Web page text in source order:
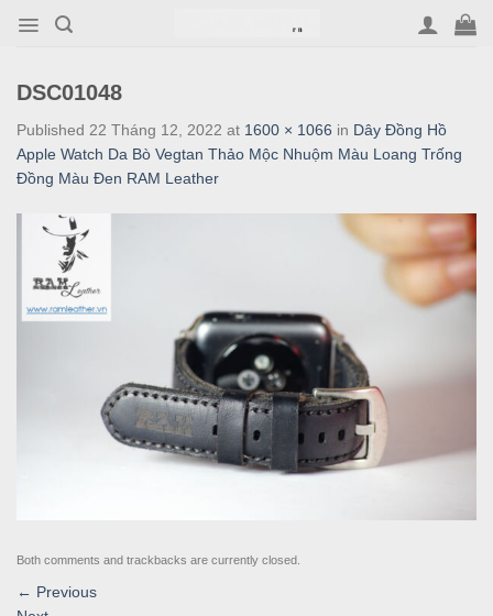
DSC01048
Published 22 Tháng 12, 2022 at 1600 × 1066 in Dây Đồng Hồ
Apple Watch Da Bò Vegtan Thảo Mộc Nhuộm Màu Loang Trống
Đồng Màu Đen RAM Leather
Both comments and trackbacks are currently closed.
← Previous